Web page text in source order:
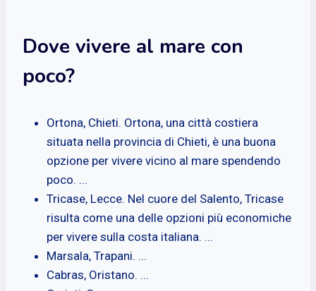
Dove vivere al mare con
poco?
Ortona, Chieti. Ortona, una città costiera
situata nella provincia di Chieti, è una buona
opzione per vivere vicino al mare spendendo
poco. ...
Tricase, Lecce. Nel cuore del Salento, Tricase
risulta come una delle opzioni più economiche
per vivere sulla costa italiana. ...
Marsala, Trapani. ...
Cabras, Oristano. ...